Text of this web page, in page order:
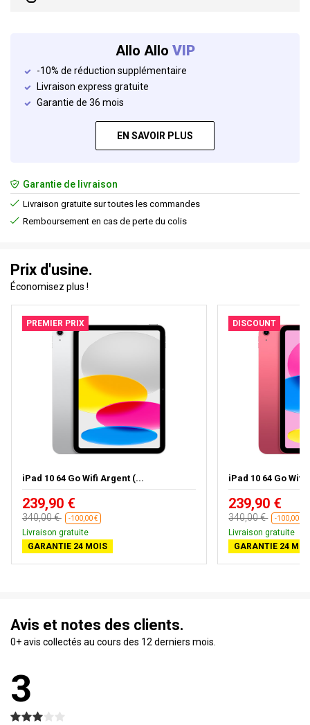
Allo Allo VIP
-10% de réduction supplémentaire
Livraison express gratuite
Garantie de 36 mois
EN SAVOIR PLUS
Garantie de livraison
Livraison gratuite sur toutes les commandes
Remboursement en cas de perte du colis
Prix d'usine.
Économisez plus !
PREMIER PRIX
iPad 10 64 Go Wifi Argent (...
239,90 €
340,00 € -100,00 €
Livraison gratuite
GARANTIE 24 MOIS
DISCOUNT
iPad 10 64 Go Wifi
239,90 €
340,00 € -100,00 €
Livraison gratuite
GARANTIE 24
Avis et notes des clients.
0+ avis collectés au cours des 12 derniers mois.
3